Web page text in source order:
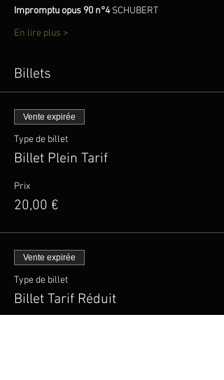
Impromptu opus 90 n°4 SCHUBERT
En lire plus >
Billets
Vente expirée
Type de billet
Billet Plein Tarif
Prix
20,00 €
Vente expirée
Type de billet
Billet Tarif Réduit